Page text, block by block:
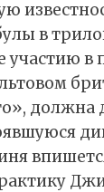
в
участию в
должна